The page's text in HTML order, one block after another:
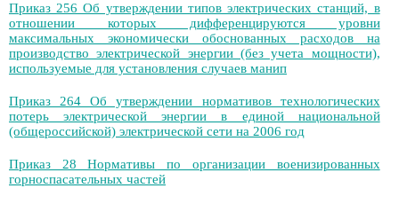
Приказ 256 Об утверждении типов электрических станций, в
отношении которых дифференцируются уровни
максимальных экономически обоснованных расходов на
производство электрической энергии (без учета мощности),
используемые для установления случаев манип
Приказ 264 Об утверждении нормативов технологических
потерь электрической энергии в единой национальной
(общероссийской) электрической сети на 2006 год
Приказ 28 Нормативы по организации военизированных
горноспасательных частей